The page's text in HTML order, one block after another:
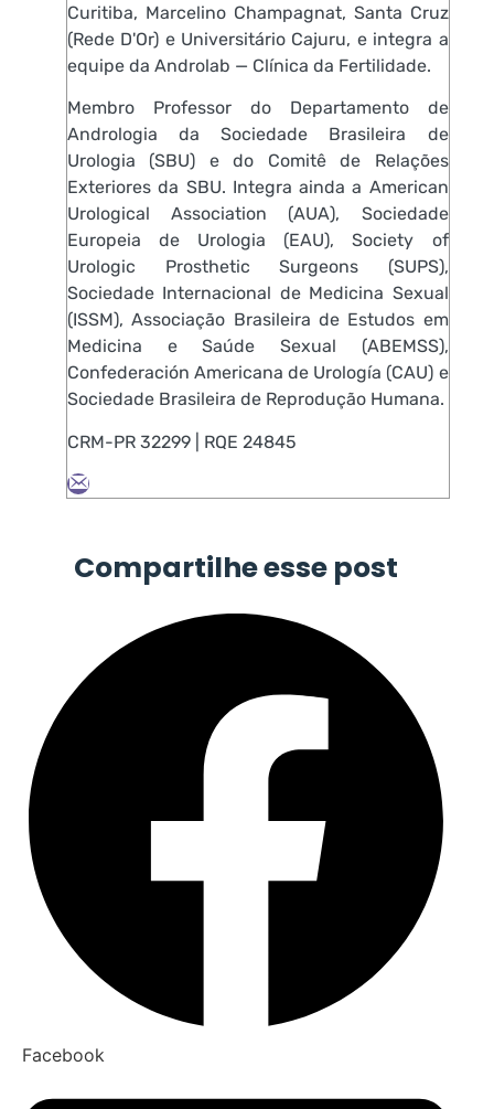
Curitiba, Marcelino Champagnat, Santa Cruz
(Rede D'Or) e Universitário Cajuru, e integra a
equipe da Androlab — Clínica da Fertilidade.
Membro Professor do Departamento de
Andrologia da Sociedade Brasileira de
Urologia (SBU) e do Comitê de Relações
Exteriores da SBU. Integra ainda a American
Urological Association (AUA), Sociedade
Europeia de Urologia (EAU), Society of
Urologic Prosthetic Surgeons (SUPS),
Sociedade Internacional de Medicina Sexual
(ISSM), Associação Brasileira de Estudos em
Medicina e Saúde Sexual (ABEMSS),
Confederación Americana de Urología (CAU) e
Sociedade Brasileira de Reprodução Humana.
CRM-PR 32299 | RQE 24845
Compartilhe esse post
Facebook